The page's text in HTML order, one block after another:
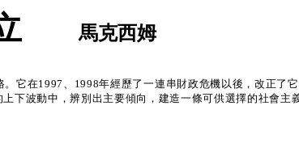
馬克西姆
它在1997、1998年經歷了一連串財政危機以後，改正
下波動中，辨別出主要傾向，建造一條可供選擇的社會主